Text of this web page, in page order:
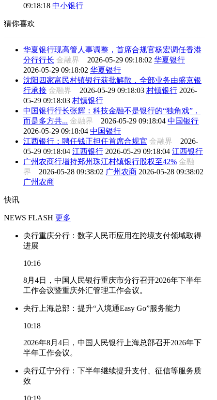
09:18:18 中小银行
猜你喜欢
华夏银行现高管人事调整，首席合规官杨宏调任香港
分行行长 金融界 2026-05-29 09:18:02 华夏银行
2026-05-29 09:18:02 华夏银行
沈阳四家富民村镇银行获批解散，全部业务由盛京银
行承接 金融界 2026-05-29 09:18:03 村镇银行 2026-
05-29 09:18:03 村镇银行
中国银行行长张辉：科技金融不是银行的“独角戏”，
而是多方共... 金融界 2026-05-29 09:18:04 中国银行
2026-05-29 09:18:04 中国银行
江西银行：聘任钱正担任首席合规官 金融界 2026-
05-29 09:18:04 江西银行 2026-05-29 09:18:04 江西银行
广州农商行增持郑州珠江村镇银行股权至42% 金融
界 2026-05-28 09:38:02 广州农商 2026-05-28 09:38:02
广州农商
快讯
NEWS FLASH 更多
央行重庆分行：数字人民币应用在跨境支付领域取得
进展
10:16
8月4日，中国人民银行重庆市分行召开2026年下半年
工作会议暨重庆外汇管理工作会议。
央行上海总部：提升“入境通Easy Go”服务能力
10:18
2026年8月4日，中国人民银行上海总部召开2026年下
半年工作会议。
央行辽宁分行：下半年继续提升支付、征信等服务质
效
10:19